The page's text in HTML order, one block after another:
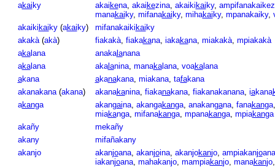
akai ky akai kena, akai kezina, akaiki kai ky,
manakai ky, mifanakai ky, mihakai ky, mpanakaiky,
akaiki kai ky(akai ky) mifanakaiki kai ky
akakà(akà) fiakakà, fiakakana, iakakana, miakakà, mpiakakà
akalana anakalanana
akalana akalanina, manakalana, voakalana
akana akanakana, miakana, tafakana
akanakana(akana) akanakanina, fiakanakana, fiakanakanana, iakana
akanga akangaina, akangakanga, anakangana, fanakanga
miakanga, mifanakanga, mpanakanga, mpiakanga
akañy
mekañy
akany
mifañakany
akanjo
akanjoana, akanjoina, akanjokanjo, ampiakanjoana
iakanjoana, mahakanjo, mampiakanjo, manakanjo